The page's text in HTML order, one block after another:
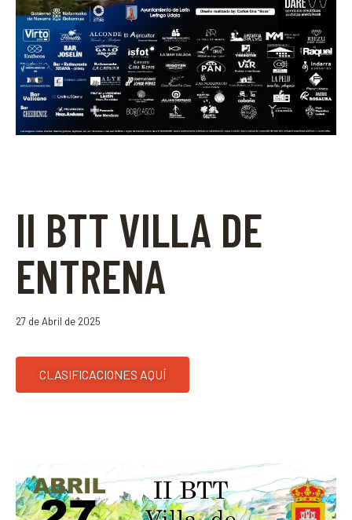
II BTT VILLA DE
ENTRENA
27 de Abril de 2025
CLASIFICACIONES AQUÍ